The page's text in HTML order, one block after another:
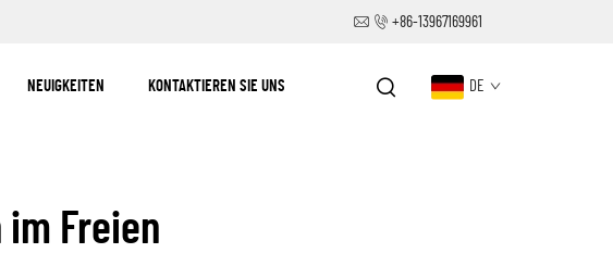
+86-13967169961
NEUIGKEITEN KONTAKTIEREN SIE UNS DE
Freien